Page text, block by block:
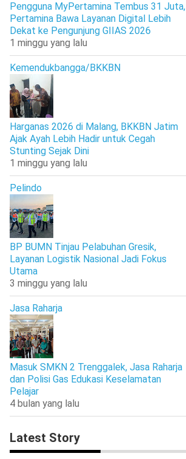
Pengguna MyPertamina Tembus 31 Juta,
Pertamina Bawa Layanan Digital Lebih
Dekat ke Pengunjung GIIAS 2026
1 minggu yang lalu
Kemendukbangga/BKKBN
Harganas 2026 di Malang, BKKBN Jatim
Ajak Ayah Lebih Hadir untuk Cegah
Stunting Sejak Dini
1 minggu yang lalu
Pelindo
BP BUMN Tinjau Pelabuhan Gresik,
Layanan Logistik Nasional Jadi Fokus
Utama
3 minggu yang lalu
Jasa Raharja
Masuk SMKN 2 Trenggalek, Jasa Raharja
dan Polisi Gas Edukasi Keselamatan
Pelajar
4 bulan yang lalu
Latest Story